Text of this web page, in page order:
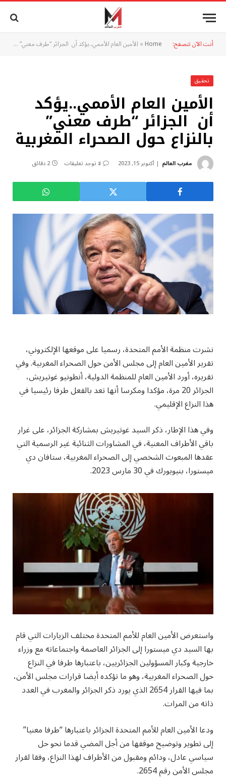
أنت الآن تتصفح: Home
» الأمين العام الأممي..يؤكد أن الجزائر “طرف معني” بالنزاع حول الصحراء المغربية
تحقيق
الأمين العام الأممي..يؤكد
أن الجزائر “طرف معني”
بالنزاع حول الصحراء المغربية
مغرب العالم أكتوبر 15, 2023 لا توجد تعليقات 2 دقائق
نشرت منظمة الأمم المتحدة، رسميا على موقعها الإلكتروني،
تقرير الأمين العام إلى مجلس الأمن حول الصحراء المغربية. وفي
تقريره، أورد الأمين العام للمنظمة الدولية، أنطونيو غوتيريش،
الجزائر 20 مرة، مؤكدا ومكرسا أنها تعد بالفعل طرفا رئيسيا في
هذا النزاع الإقليمي.
وفي هذا الإطار، ذكر السيد غوتيريش بمشاركة الجزائر، على غرار
باقي الأطراف المعنية، في المشاورات الثنائية غير الرسمية التي
عقدها المبعوث الشخصي إلى الصحراء المغربية، ستافان دي
ميستورا، بنيويورك في 30 مارس 2023.
واستعرض الأمين العام للأمم المتحدة مختلف الزيارات التي قام
بها السيد دي ميستورا إلى الجزائر العاصمة واجتماعاته مع وزراء
خارجية وكبار المسؤولين الجزائريين، باعتبارها طرفا في النزاع
حول الصحراء المغربية، وهو ما تؤكده أيضا قرارات مجلس الأمن،
بما فيها القرار 2654 الذي يورد ذكر الجزائر والمغرب في العدد
ذاته من المرات.
ودعا الأمين العام للأمم المتحدة الجزائر باعتبارها “طرفا معنيا”
إلى تطوير وتوضيح موقفها من أجل المضي قدما نحو حل
سياسي عادل، ودائم ومقبول من الأطراف لهذا النزاع، وفقا لقرار
مجلس الأمن رقم 2654.